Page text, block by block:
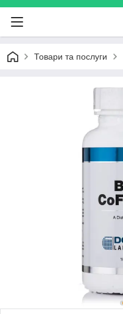
Товари та послуги